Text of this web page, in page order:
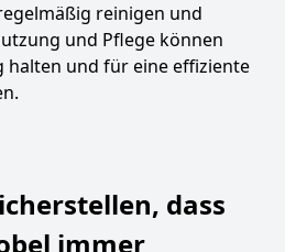
reinigen und
und Pflege können
halten und für eine effiziente
dass
immer